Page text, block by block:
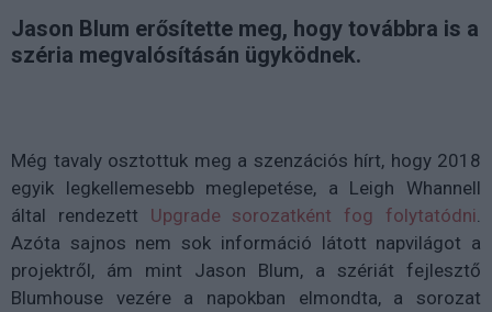
Jason Blum erősítette meg, hogy továbbra is a
széria megvalósításán ügyködnek.
Még tavaly osztottuk meg a szenzációs hírt, hogy 2018
egyik legkellemesebb meglepetése, a Leigh Whannell
által rendezett Upgrade sorozatként fog folytatódni
Azóta sajnos nem sok információ látott napvilágot a
projektről, ám mint Jason Blum, a szériát fejlesztő
Blumhouse vezére a napokban elmondta, a sorozat